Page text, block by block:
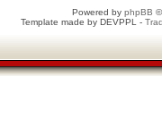
Powered by phpBB
Template made by DEVPPL -